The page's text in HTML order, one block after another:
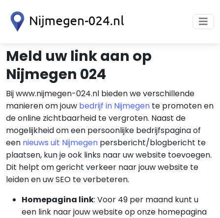
Meld uw link aan op
Nijmegen 024
Bij www.nijmegen-024.nl bieden we verschillende
manieren om jouw bedrijf in Nijmegen te promoten en
de online zichtbaarheid te vergroten. Naast de
mogelijkheid om een persoonlijke bedrijfspagina of
een nieuws uit Nijmegen persbericht/blogbericht te
plaatsen, kun je ook links naar uw website toevoegen.
Dit helpt om gericht verkeer naar jouw website te
leiden en uw SEO te verbeteren.
Homepagina link: Voor 49 per maand kunt u
een link naar jouw website op onze homepagina